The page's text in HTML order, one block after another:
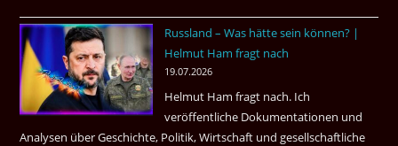
aufgeklärt
3
Tote
kamen
dazu.
Russland – Was hätte sein können? |
Helmut Ham fragt nach
19.07.2026
Helmut Ham fragt nach. Ich
veröffentliche Dokumentationen und
Analysen über Geschichte, Politik, Wirtschaft und gesellschaftliche